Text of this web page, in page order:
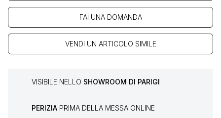
FAI UNA DOMANDA
VENDI UN ARTICOLO SIMILE
VISIBILE NELLO SHOWROOM DI PARIGI
PERIZIA PRIMA DELLA MESSA ONLINE